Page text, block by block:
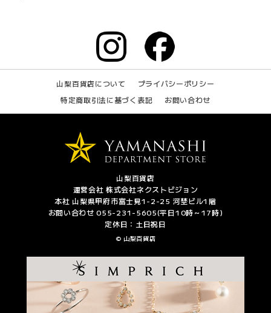
山梨百貨店について
プライバシーポリシー
特定商取引法に基づく表記
お問い合わせ
山梨百貨店
運営会社 株式会社ネクストビジョン
本社 山梨県甲府市富士見1-2-25 河埜ビル1階
お問い合わせ 055-231-5605(平日10時～17時)
定休日：土日祝日
© 山梨百貨店